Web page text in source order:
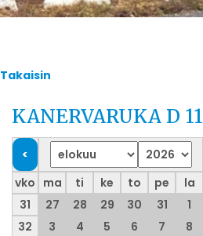
Takaisin
KANERVARUKA D 11
vko ma ti ke to pe la
31
27 28 29 30 31 1
32
3 4 5 6 7 8